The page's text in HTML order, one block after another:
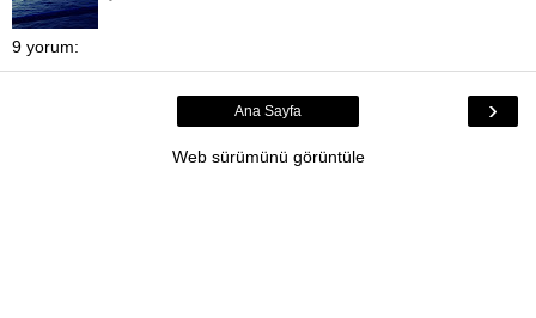
9 yorum:
›
Ana Sayfa
Web sürümünü görüntüle